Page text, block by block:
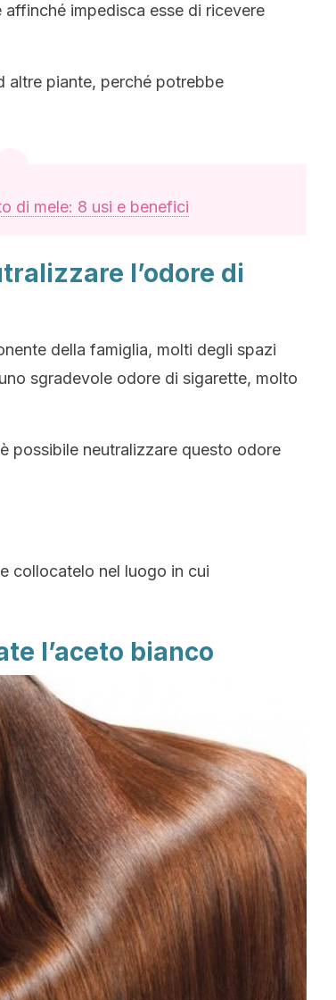
impedisca esse di ricevere
altre piante, perché potrebbe
di mele: 8 usi e benefici
l’odore di
della famiglia, molti degli spazi
sgradevole odore di sigarette, molto
possibile neutralizzare questo odore
collocatelo nel luogo in cui
l’aceto bianco